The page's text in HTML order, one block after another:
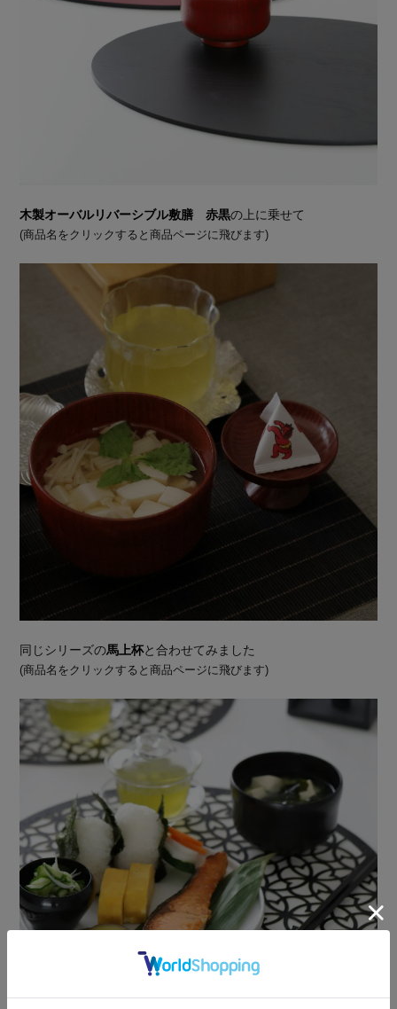
木製オーバルリバーシブル敷膳 赤黒の上に乗せて
(商品名をクリックすると商品ページに飛びます)
同じシリーズの馬上杯と合わせてみました
(商品名をクリックすると商品ページに飛びます)